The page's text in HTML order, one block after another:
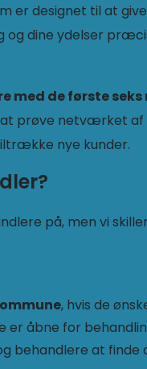
er designet til at
dine ydelser
med de første seks
prøve netværket af
nye kunder.
på, men vi
, hvis de
er åbne for
behandlere at